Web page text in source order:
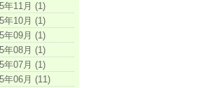
年11月 (1)
年10月 (1)
年09月 (1)
年08月 (1)
年07月 (1)
年06月 (11)